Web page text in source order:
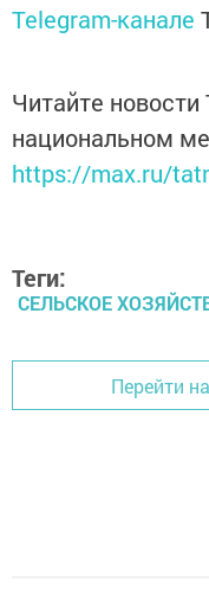
Telegram-канале
Читайте новости
национальном
https://max.ru/
Теги:
СЕЛЬСКОЕ
Перейти